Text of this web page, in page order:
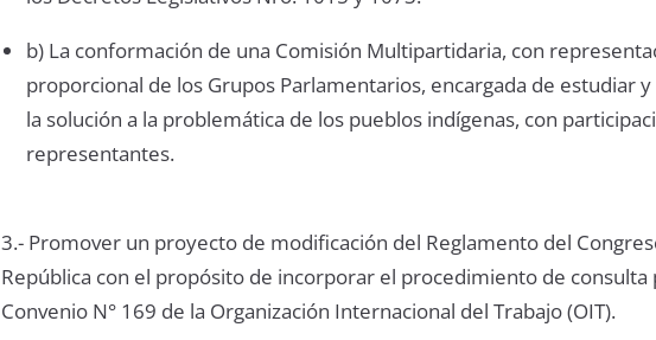
b) La conformación de una Comisión Multipartidaria, con
proporcional de los Grupos Parlamentarios, encargada de estudiar
la solución a la problemática de los pueblos indígenas, con
representantes.
3.- Promover un proyecto de modificación del Reglamento del
República con el propósito de incorporar el procedimiento de consulta
Convenio N° 169 de la Organización Internacional del Trabajo (OIT).